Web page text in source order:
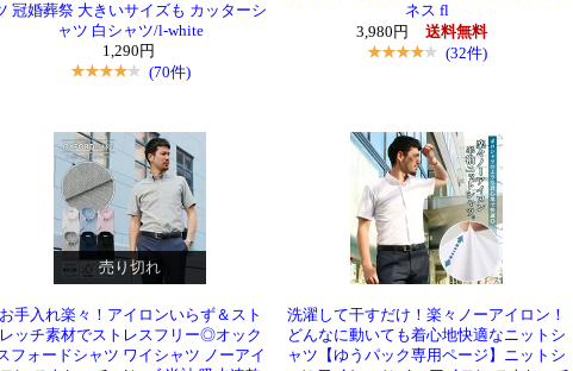
冠婚葬祭 大きいサイズも カッターシ
ャツ 白シャツ/l-white
1,290円
(70件)
ネス fl
3,980円
送料無料
(32件)
売り切れ
手入れ楽々！アイロンいらず＆スト
ッチ素材でストレスフリー◎オック
フォードシャツ ワイシャツ ノーアイ
洗濯して干すだけ！楽々ノーアイロン！
どんなに動いても着心地快適なニットシ
ャツ【ゆうパック専用ページ】ニットシ